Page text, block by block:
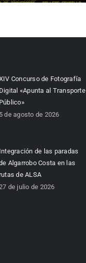
Concurso de Fotografía
Digital «Apunta al Transporte
Público»
5 de agosto de 2026
Integración de las paradas
Algarrobo Costa en las
rutas de ALSA
de julio de 2026